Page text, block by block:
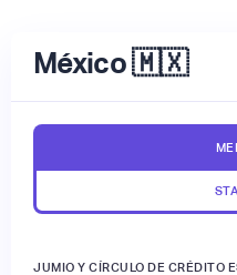
México 🇲🇽
JUMIO Y CÍRCULO DE CRÉDITO